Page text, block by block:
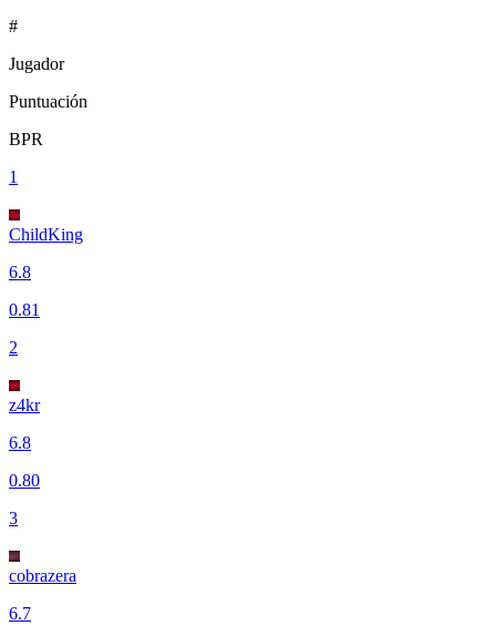
#
Jugador
Puntuación
BPR
1
ChildKing
6.8
0.81
2
z4kr
6.8
0.80
3
cobrazera
6.7